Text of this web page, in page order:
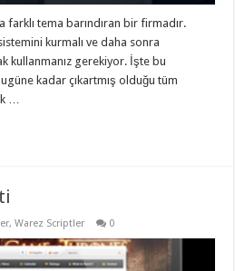
farklı tema barındıran bir firmadır.
kurmalı ve daha sonra
kullanmanız gerekiyor. İşte bu
kadar çıkartmış olduğu tüm
…
,Warez Scriptler 0